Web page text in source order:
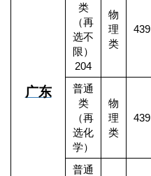
广东
类
（再
选不
限）
204
物
理
类
439
普通
类
（再
选化
学）
物
理
类
439
普通